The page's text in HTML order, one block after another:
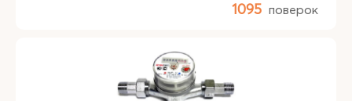
1095 поверок